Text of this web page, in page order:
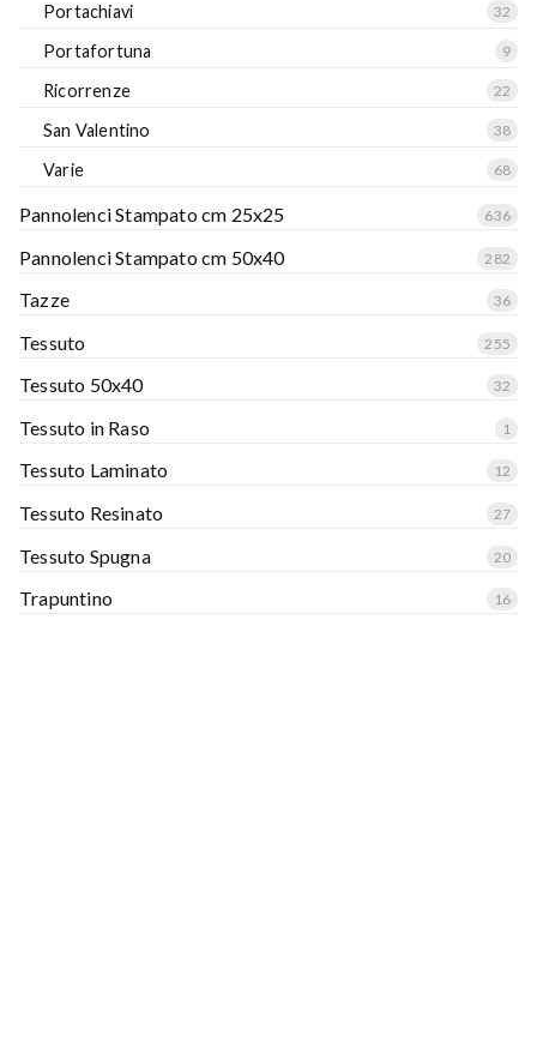
Portachiavi 32
Portafortuna 9
Ricorrenze 22
San Valentino 38
Varie 68
Pannolenci Stampato cm 25x25 636
Pannolenci Stampato cm 50x40 282
Tazze 36
Tessuto 255
Tessuto 50x40 32
Tessuto in Raso 1
Tessuto Laminato 12
Tessuto Resinato 27
Tessuto Spugna 20
Trapuntino 16